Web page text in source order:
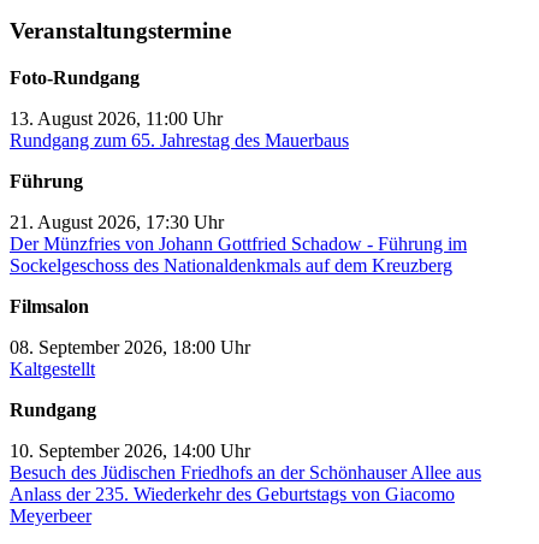
Veranstaltungstermine
Foto-Rundgang
13. August 2026, 11:00 Uhr
Rundgang zum 65. Jahrestag des Mauerbaus
Führung
21. August 2026, 17:30 Uhr
Der Münzfries von Johann Gottfried Schadow - Führung im
Sockelgeschoss des Nationaldenkmals auf dem Kreuzberg
Filmsalon
08. September 2026, 18:00 Uhr
Kaltgestellt
Rundgang
10. September 2026, 14:00 Uhr
Besuch des Jüdischen Friedhofs an der Schönhauser Allee aus
Anlass der 235. Wiederkehr des Geburtstags von Giacomo
Meyerbeer